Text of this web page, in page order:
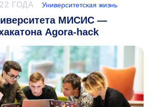
ГОДА Университетская жизнь
МИСИС —
Agora-hack